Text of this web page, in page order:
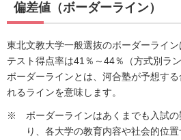
偏差値（ボーダーライン）
東北文教大学一般選抜のボーダーライ
テスト得点率は41％～44％（方式別ラン
ボーダーラインとは、河合塾が予想す
れるラインを意味します。
ボーダーラインはあくまでも入試
り、各大学の教育内容や社会的位